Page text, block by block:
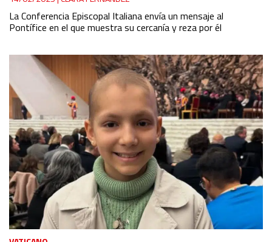
La Conferencia Episcopal Italiana envía un mensaje al
Pontífice en el que muestra su cercanía y reza por él
Identify devices based on information actively requested
Essential
Functional
Advertising